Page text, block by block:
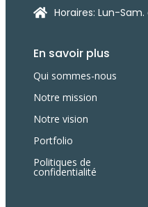
Horaires: Lun-
En savoir plus
Qui sommes-nous
Notre mission
Notre vision
Portfolio
Politiques de
confidentialité